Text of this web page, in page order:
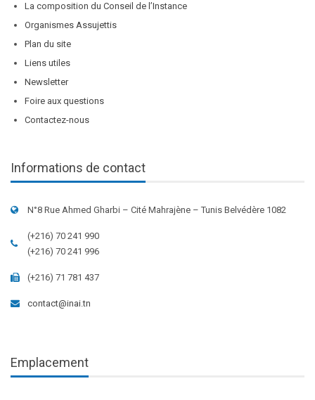
La composition du Conseil de l’Instance
Organismes Assujettis
Plan du site
Liens utiles
Newsletter
Foire aux questions
Contactez-nous
Informations de contact
N°8 Rue Ahmed Gharbi – Cité Mahrajène – Tunis Belvédère 1082
(+216) 70 241 990
(+216) 70 241 996
(+216) 71 781 437
contact@inai.tn
Emplacement